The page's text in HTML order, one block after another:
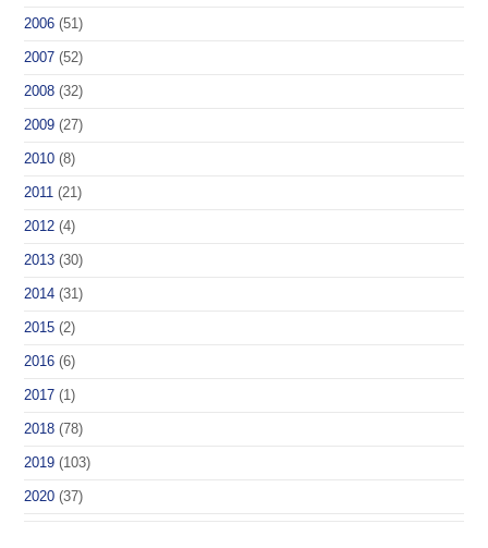
2006 (51)
2007 (52)
2008 (32)
2009 (27)
2010 (8)
2011 (21)
2012 (4)
2013 (30)
2014 (31)
2015 (2)
2016 (6)
2017 (1)
2018 (78)
2019 (103)
2020 (37)